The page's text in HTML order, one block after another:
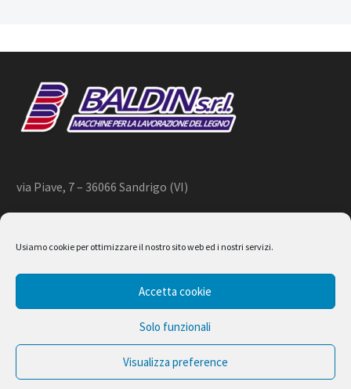
Usiamo cookie per ottimizzare il nostro sito web ed i nostri servizi.
Accetta cookie
Solo funzionali
Visualizza preference
via Piave, 7 – 36066 Sandrigo (VI)
2020 © BALDIN srl
P.IVA 01266490240
Design by Ferruccio Lindaver